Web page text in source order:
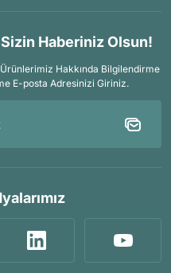
Haberiniz Olsun!
Hakkında Bilgilendirme
E-posta Adresinizi Giriniz.